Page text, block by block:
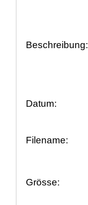
Beschreibung:
Datum:
Filename:
Grösse: